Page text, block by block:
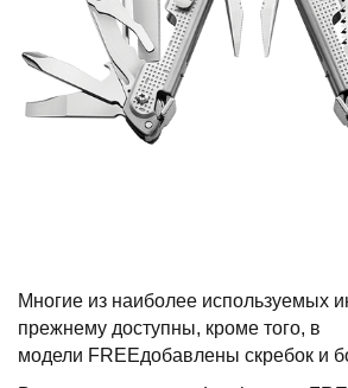
Многие из наиболее используемых
прежнему доступны, кроме того, в
модели FREEдобавлены скребок и